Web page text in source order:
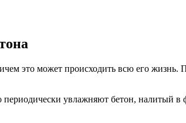
это может происходить всю его жизнь.
увлажняют бетон, налитый